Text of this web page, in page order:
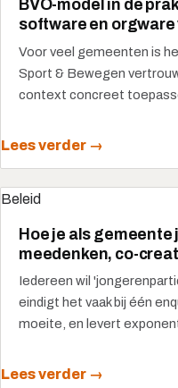
BVO-model in de
software en
Voor veel gemeenten is
Sport & Bewegen
context concreet
Lees verder →
Beleid
Hoe je als
meedenken, co-
Iedereen wil
eindigt het vaak bij één
moeite, en levert
Lees verder →